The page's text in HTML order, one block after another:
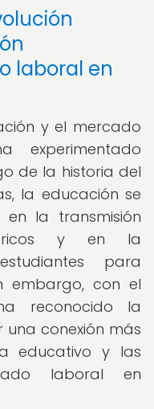
laboral en
y el mercado
experimentado
de la historia del
la educación se
la transmisión
y en la
para
embargo, con el
reconocido la
conexión más
educativo y las
laboral en